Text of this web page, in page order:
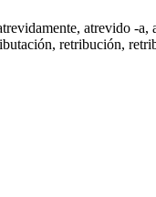
, atrevido -a,
, retribución,